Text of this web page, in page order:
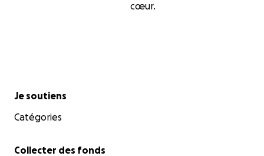
cœur.
Menu secondaire
Je soutiens
Catégories
Collecter des fonds